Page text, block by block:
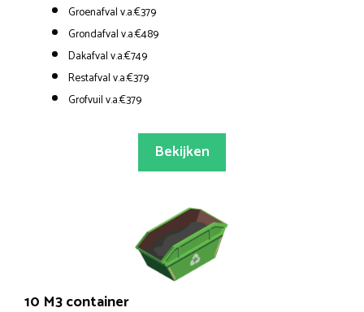
Groenafval v.a.€379
Grondafval v.a.€489
Dakafval v.a.€749
Restafval v.a.€379
Grofvuil v.a.€379
Bekijken
10 M3 container